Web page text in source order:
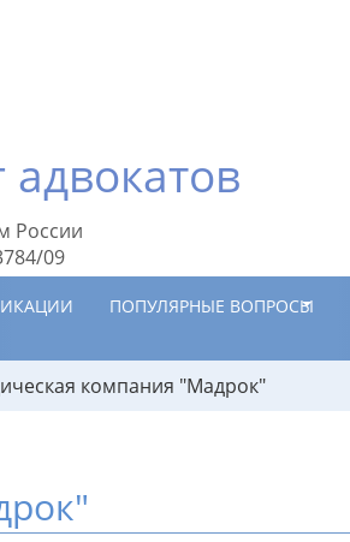
России
09
ПОПУЛЯРНЫЕ ВОПРОСЫ
компания "Мадрок"